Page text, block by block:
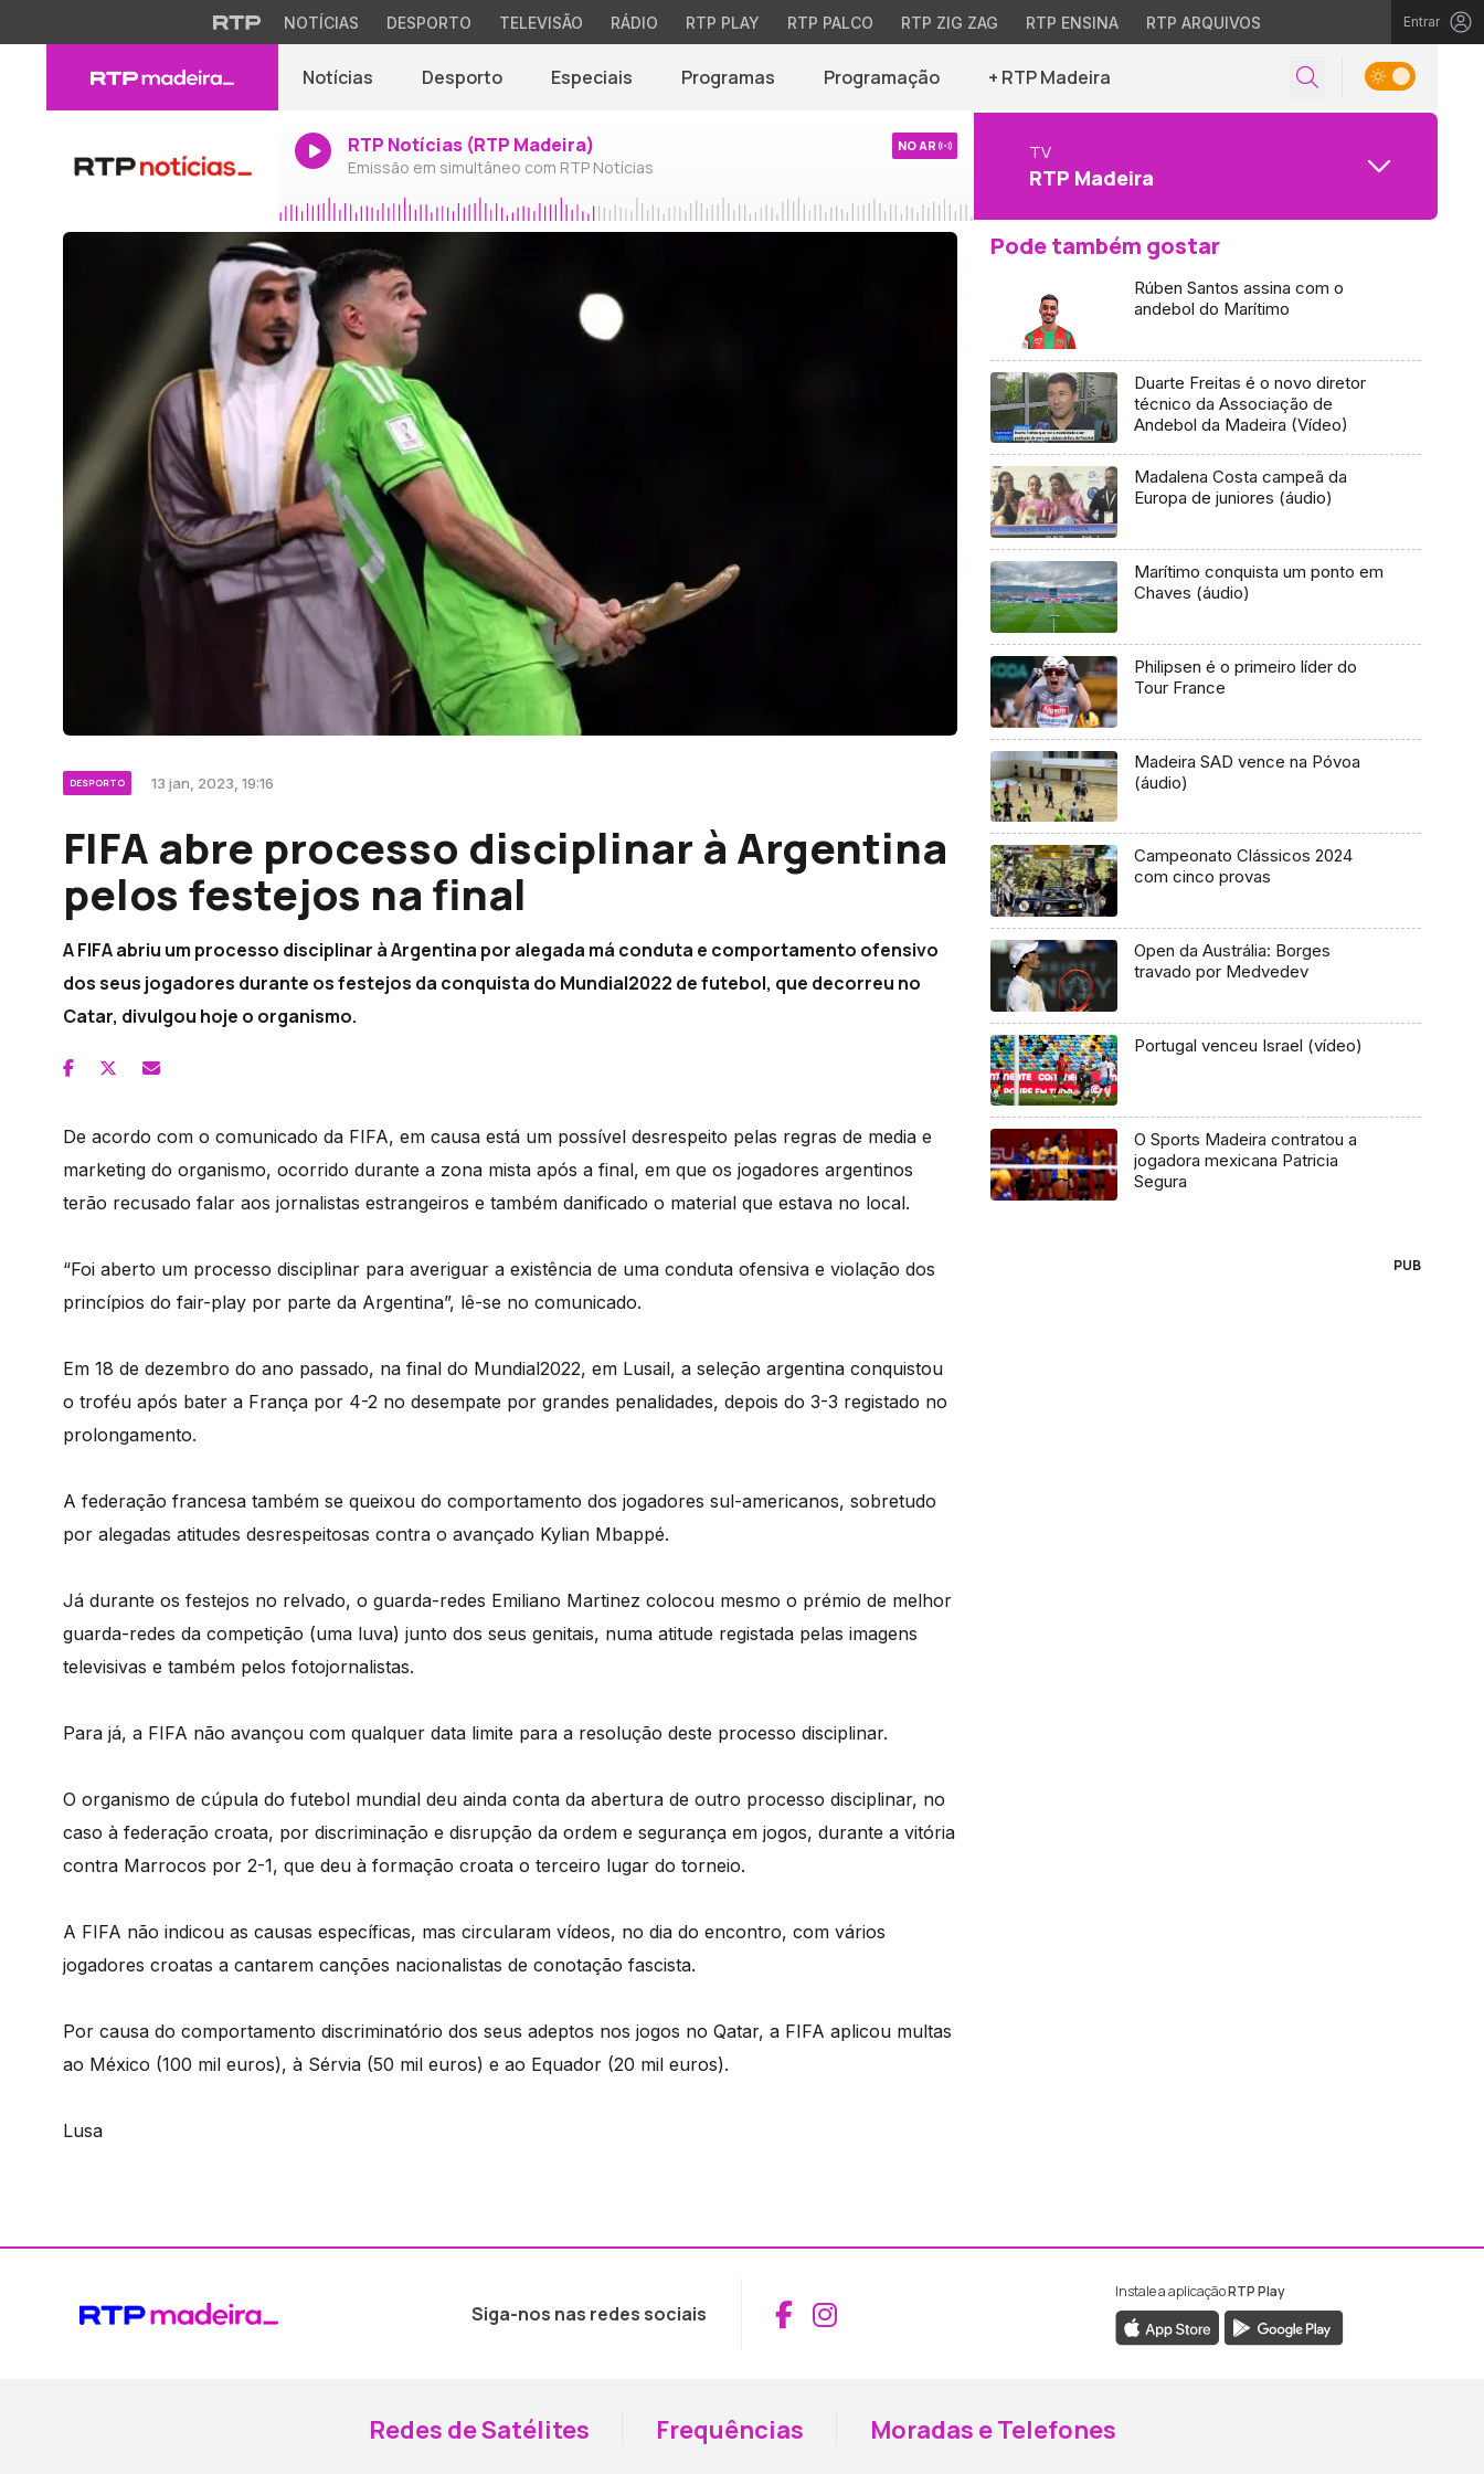
NOTÍCIAS DESPORTO TELEVISÃO RÁDIO RTP PLAY RTP PALCO RTP ZIG ZAG RTP ENSINA RTP ARQUIVOS Entrar
Notícias Desporto Especiais Programas Programação + RTP Madeira
RTP Notícias (RTP Madeira)
Emissão em simultâneo com RTP Notícias
NO AR TV
RTP Madeira
DESPORTO 13 jan, 2023, 19:16
FIFA abre processo disciplinar à Argentina
pelos festejos na final
A FIFA abriu um processo disciplinar à Argentina por alegada má conduta e comportamento ofensivo
dos seus jogadores durante os festejos da conquista do Mundial2022 de futebol, que decorreu no
Catar, divulgou hoje o organismo.
De acordo com o comunicado da FIFA, em causa está um possível desrespeito pelas regras de media e
marketing do organismo, ocorrido durante a zona mista após a final, em que os jogadores argentinos
terão recusado falar aos jornalistas estrangeiros e também danificado o material que estava no local.
“Foi aberto um processo disciplinar para averiguar a existência de uma conduta ofensiva e violação dos
princípios do fair-play por parte da Argentina”, lê-se no comunicado.
Em 18 de dezembro do ano passado, na final do Mundial2022, em Lusail, a seleção argentina conquistou
o troféu após bater a França por 4-2 no desempate por grandes penalidades, depois do 3-3 registado no
prolongamento.
A federação francesa também se queixou do comportamento dos jogadores sul-americanos, sobretudo
por alegadas atitudes desrespeitosas contra o avançado Kylian Mbappé.
Já durante os festejos no relvado, o guarda-redes Emiliano Martinez colocou mesmo o prémio de melhor
guarda-redes da competição (uma luva) junto dos seus genitais, numa atitude registada pelas imagens
televisivas e também pelos fotojornalistas.
Para já, a FIFA não avançou com qualquer data limite para a resolução deste processo disciplinar.
O organismo de cúpula do futebol mundial deu ainda conta da abertura de outro processo disciplinar, no
caso à federação croata, por discriminação e disrupção da ordem e segurança em jogos, durante a vitória
contra Marrocos por 2-1, que deu à formação croata o terceiro lugar do torneio.
A FIFA não indicou as causas específicas, mas circularam vídeos, no dia do encontro, com vários
jogadores croatas a cantarem canções nacionalistas de conotação fascista.
Por causa do comportamento discriminatório dos seus adeptos nos jogos no Qatar, a FIFA aplicou multas
ao México (100 mil euros), à Sérvia (50 mil euros) e ao Equador (20 mil euros).
Lusa
Pode também gostar
Rúben Santos assina com o
andebol do Marítimo
Duarte Freitas é o novo diretor
técnico da Associação de
Andebol da Madeira (Vídeo)
Madalena Costa campeã da
Europa de juniores (áudio)
Marítimo conquista um ponto em
Chaves (áudio)
Philipsen é o primeiro líder do
Tour France
Madeira SAD vence na Póvoa
(áudio)
Campeonato Clássicos 2024
com cinco provas
Open da Austrália: Borges
travado por Medvedev
Portugal venceu Israel (vídeo)
O Sports Madeira contratou a
jogadora mexicana Patricia
Segura
PUB
Siga-nos nas redes sociais Aceder ao Facebook da RTP Madeira
Aceder ao Instagram da RTP Madeira
Instale a aplicaçãoRTP Play
Redes de Satélites Frequências Moradas e Telefones